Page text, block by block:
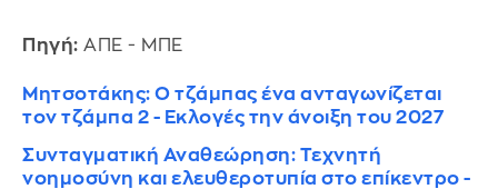
Πηγή: ΑΠΕ - ΜΠΕ
Μητσοτάκης: Ο τζάμπας ένα ανταγωνίζεται
τον τζάμπα 2 - Εκλογές την άνοιξη του 2027
Συνταγματική Αναθεώρηση: Τεχνητή
νοημοσύνη και ελευθεροτυπία στο επίκεντρο -